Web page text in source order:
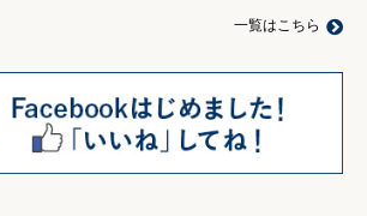
一覧はこちら